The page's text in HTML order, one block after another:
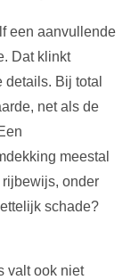
een aanvullende
Dat klinkt
Bij total
net als de
meestal
onder
schade?
valt ook niet